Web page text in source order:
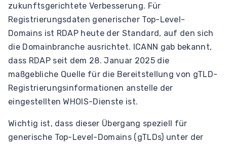
zukunftsgerichtete Verbesserung. Für
Registrierungsdaten generischer Top-Level-
Domains ist RDAP heute der Standard, auf den sich
die Domainbranche ausrichtet. ICANN gab bekannt,
dass RDAP seit dem 28. Januar 2025 die
maßgebliche Quelle für die Bereitstellung von gTLD-
Registrierungsinformationen anstelle der
eingestellten WHOIS-Dienste ist.
Wichtig ist, dass dieser Übergang speziell für
generische Top-Level-Domains (gTLDs) unter der